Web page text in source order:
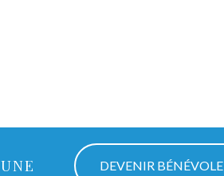
DEVENIR BÉNÉVOLE